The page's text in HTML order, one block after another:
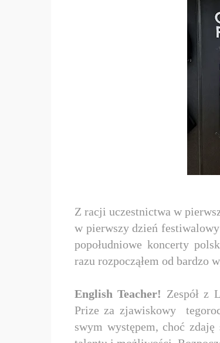
Z racji uczestnictwa w
w pierwszy dzień
popołudniowe koncerty
razu rozpocząłem od bardzo
English Teacher! Zespół z
Prize za zjawiskowy
swym występem, choć